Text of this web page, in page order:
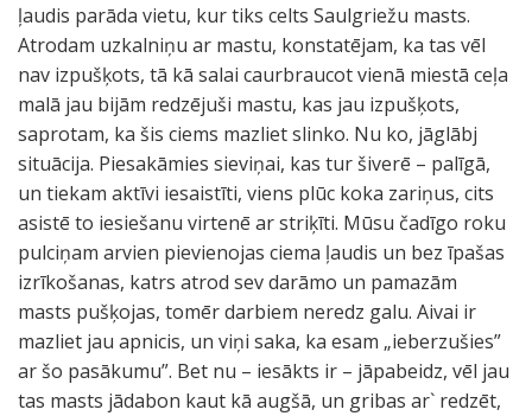
ļaudis parāda vietu, kur tiks celts Saulgriežu masts.
Atrodam uzkalniņu ar mastu, konstatējam, ka tas vēl
nav izpušķots, tā kā salai caurbraucot vienā miestā ceļa
malā jau bijām redzējuši mastu, kas jau izpušķots,
saprotam, ka šis ciems mazliet slinko. Nu ko, jāglābj
situācija. Piesakāmies sieviņai, kas tur šiverē – palīgā,
un tiekam aktīvi iesaistīti, viens plūc koka zariņus, cits
asistē to iesiešanu virtenē ar striķīti. Mūsu čadīgo roku
pulciņam arvien pievienojas ciema ļaudis un bez īpašas
izrīkošanas, katrs atrod sev darāmo un pamazām
masts pušķojas, tomēr darbiem neredz galu. Aivai ir
mazliet jau apnicis, un viņi saka, ka esam „ieberzušies”
ar šo pasākumu”. Bet nu – iesākts ir – jāpabeidz, vēl jau
tas masts jādabon kaut kā augšā, un gribas ar` redzēt,